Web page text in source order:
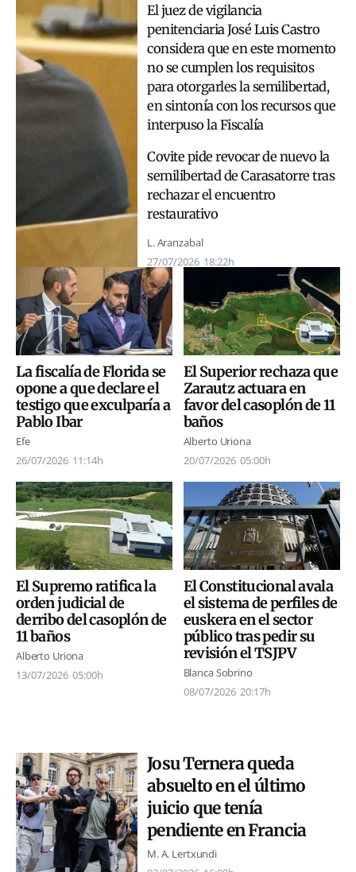
El juez de vigilancia
penitenciaria José Luis Castro
considera que en este momento
no se cumplen los requisitos
para otorgarles la semilibertad,
en sintonía con los recursos que
interpuso la Fiscalía
Covite pide revocar de nuevo la
semilibertad de Carasatorre tras
rechazar el encuentro
restaurativo
L. Aranzabal
27/07/2026 18:22h
La fiscalía de Florida se
opone a que declare el
testigo que exculparía a
Pablo Ibar
Efe
26/07/2026 11:14h
El Superior rechaza que
Zarautz actuara en
favor del casoplón de 11
baños
Alberto Uriona
20/07/2026 05:00h
El Supremo ratifica la
orden judicial de
derribo del casoplón de
11 baños
Alberto Uriona
13/07/2026 05:00h
El Constitucional avala
el sistema de perfiles de
euskera en el sector
público tras pedir su
revisión el TSJPV
Blanca Sobrino
08/07/2026 20:17h
Josu Ternera queda
absuelto en el último
juicio que tenía
pendiente en Francia
M. A. Lertxundi